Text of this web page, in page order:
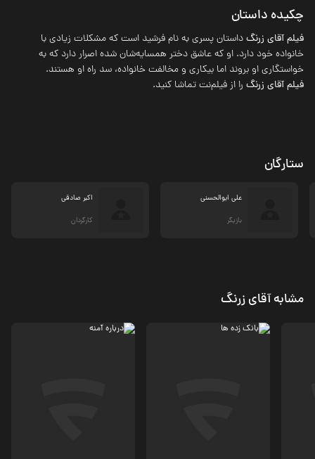
چکیده داستان
فیلم آقای زرنگداستان پسری به نام فرشید است که مشکلات زیادی با
خانواده خود دارد. او که عاشق دختر همسایه‌شان شده اصرار دارد که به
خواستگاری او بروند اما بیکاری و مخالفت خانواده، سد راه او هستند.
فیلم آقای زرنگ را از فیلم‌نت تماشا کنید.
ستارگان
علی ابوالحسنی
بازیگر
اکبر صادقی
کارگردان
مشابه آقای زرنگ